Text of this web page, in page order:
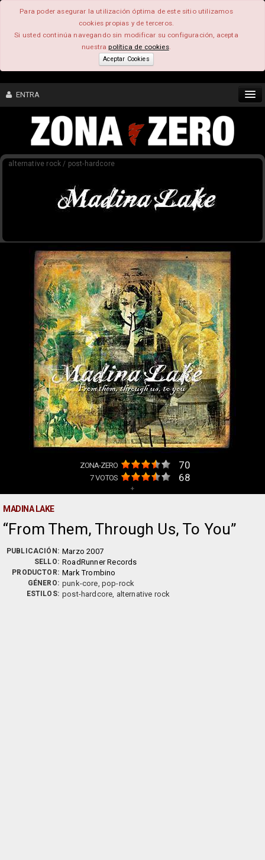
Para poder asegurar la utilización óptima de este sitio utilizamos
cookies propias y de terceros.
Si usted continúa navegando sin modificar su configuración, acepta
nuestrapolítica de cookies.
Aceptar Cookies
ENTRA
CONTENIDO
COMUNIDAD
FEEEDBACK
alternative rock / post-hardcore
ZONA-ZERO 70
7VOTOS 68
+
MADINA LAKE
From Them, Through Us, To You
PUBLICACIÓN: Marzo 2007
SELLO: RoadRunner Records
PRODUCTOR: Mark Trombino
GÉNERO: punk-core, pop-rock
ESTILOS: post-hardcore, alternative rock